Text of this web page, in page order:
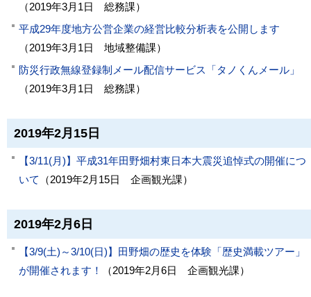
（2019年3月1日 総務課）
平成29年度地方公営企業の経営比較分析表を公開します
（2019年3月1日 地域整備課）
防災行政無線登録制メール配信サービス「タノくんメール」
（2019年3月1日 総務課）
2019年2月15日
【3/11(月)】平成31年田野畑村東日本大震災追悼式の開催につ
いて
（2019年2月15日 企画観光課）
2019年2月6日
【3/9(土)～3/10(日)】田野畑の歴史を体験「歴史満載ツアー」
が開催されます！
（2019年2月6日 企画観光課）